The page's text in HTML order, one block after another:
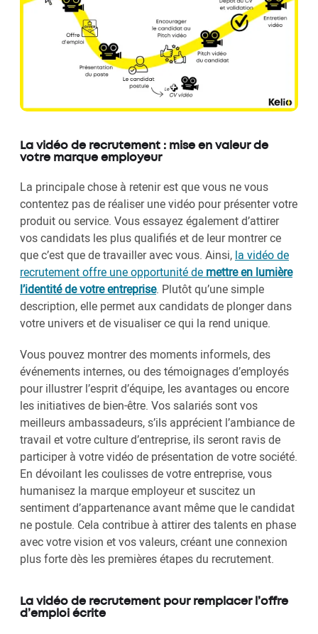
La vidéo de recrutement : mise en valeur de
votre marque employeur
La principale chose à retenir est que vous ne vous
contentez pas de réaliser une vidéo pour présenter votre
produit ou service. Vous essayez également d’attirer
vos candidats les plus qualifiés et de leur montrer ce
que c’est que de travailler avec vous. Ainsi, la vidéo de
recrutement offre une opportunité de mettre en lumière
l’identité de votre entreprise. Plutôt qu’une simple
description, elle permet aux candidats de plonger dans
votre univers et de visualiser ce qui la rend unique.
Vous pouvez montrer des moments informels, des
événements internes, ou des témoignages d’employés
pour illustrer l’esprit d’équipe, les avantages ou encore
les initiatives de bien-être. Vos salariés sont vos
meilleurs ambassadeurs, s’ils apprécient l’ambiance de
travail et votre culture d’entreprise, ils seront ravis de
participer à votre vidéo de présentation de votre société.
En dévoilant les coulisses de votre entreprise, vous
humanisez la marque employeur et suscitez un
sentiment d’appartenance avant même que le candidat
ne postule. Cela contribue à attirer des talents en phase
avec votre vision et vos valeurs, créant une connexion
plus forte dès les premières étapes du recrutement.
La vidéo de recrutement pour remplacer l’offre
d’emploi écrite